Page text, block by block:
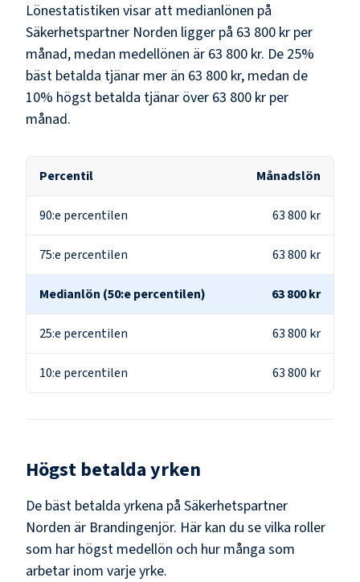
Lönestatistiken visar att medianlönen på
Säkerhetspartner Norden ligger på 63 800 kr per
månad, medan medellönen är 63 800 kr. De 25%
bäst betalda tjänar mer än 63 800 kr, medan de
10% högst betalda tjänar över 63 800 kr per
månad.
Percentil Månadslön
90:e percentilen 63 800 kr
75:e percentilen 63 800 kr
Medianlön (50:e percentilen) 63 800 kr
25:e percentilen 63 800 kr
10:e percentilen 63 800 kr
Högst betalda yrken
De bäst betalda yrkena på Säkerhetspartner
Norden är Brandingenjör. Här kan du se vilka roller
som har högst medellön och hur många som
arbetar inom varje yrke.